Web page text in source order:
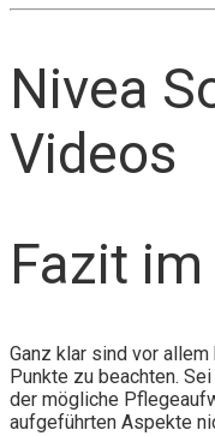
Nivea
Videos
Fazit
Ganz klar sind vor
Punkte zu beachten.
der mögliche
aufgeführten Aspekte